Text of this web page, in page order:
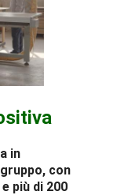
in
gruppo, con
più di 200